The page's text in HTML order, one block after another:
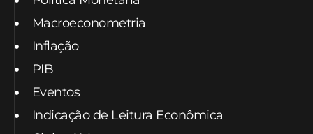
Macroeconometria
Inflação
PIB
Eventos
Indicação de Leitura Econômica